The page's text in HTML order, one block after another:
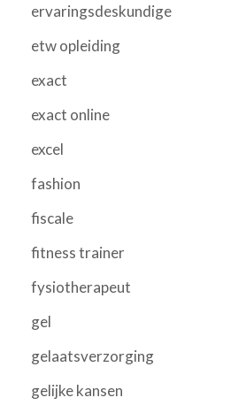
ervaringsdeskundige
etw opleiding
exact
exact online
excel
fashion
fiscale
fitness trainer
fysiotherapeut
gel
gelaatsverzorging
gelijke kansen